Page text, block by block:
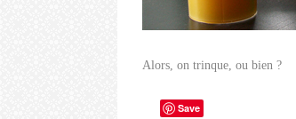
Alors, on trinque, ou bien ?
Save